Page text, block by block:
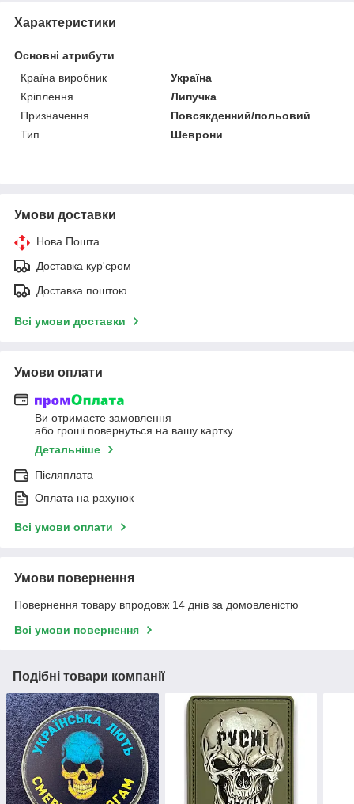
Характеристики
Основні атрибути
Країна виробник
Україна
Кріплення
Липучка
Призначення
Повсякденний/польовий
Тип
Шеврони
Умови доставки
Нова Пошта
Доставка кур'єром
Доставка поштою
Всі умови доставки
Умови оплати
Ви отримаєте замовлення
або гроші повернуться на вашу картку
Детальніше
Післяплата
Оплата на рахунок
Всі умови оплати
Умови повернення
Повернення товару впродовж 14 днів за домовленістю
Всі умови повернення
Подібні товари компанії